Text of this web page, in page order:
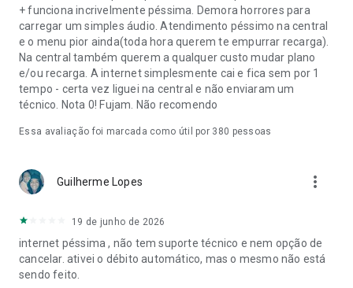
+ funciona incrivelmente péssima. Demora horrores para
carregar um simples áudio. Atendimento péssimo na central
e o menu pior ainda(toda hora querem te empurrar recarga).
Na central também querem a qualquer custo mudar plano
e/ou recarga. A internet simplesmente cai e fica sem por 1
tempo - certa vez liguei na central e não enviaram um
técnico. Nota 0! Fujam. Não recomendo
Essa avaliação foi marcada como útil por 380 pessoas
Guilherme Lopes more_vert
19 de junho de 2026
internet péssima , não tem suporte técnico e nem opção de
cancelar. ativei o débito automático, mas o mesmo não está
sendo feito.